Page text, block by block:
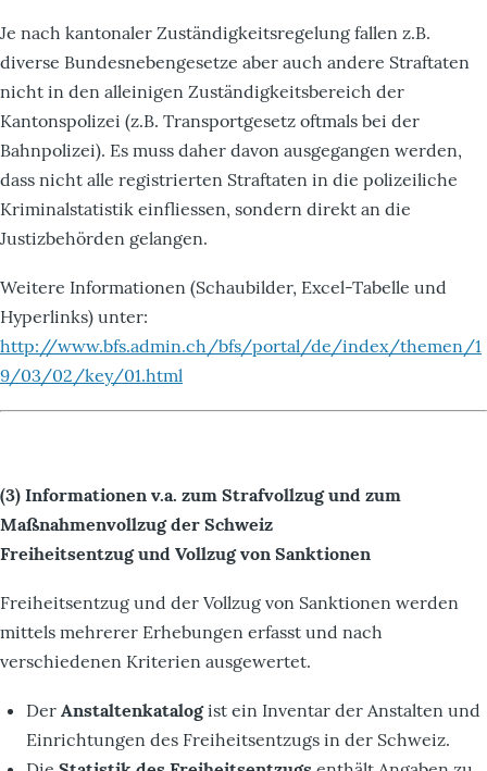
Je nach kantonaler Zuständigkeitsregelung fallen z.B.
diverse Bundesnebengesetze aber auch andere Straftaten
nicht in den alleinigen Zuständigkeitsbereich der
Kantonspolizei (z.B. Transportgesetz oftmals bei der
Bahnpolizei). Es muss daher davon ausgegangen werden,
dass nicht alle registrierten Straftaten in die polizeiliche
Kriminalstatistik einfliessen, sondern direkt an die
Justizbehörden gelangen.
Weitere Informationen (Schaubilder, Excel-Tabelle und
Hyperlinks) unter:
http://www.bfs.admin.ch/bfs/portal/de/index/themen/1
9/03/02/key/01.html
(3) Informationen v.a. zum Strafvollzug und zum
Maßnahmenvollzug der Schweiz
Freiheitsentzug und Vollzug von Sanktionen
Freiheitsentzug und der Vollzug von Sanktionen werden
mittels mehrerer Erhebungen erfasst und nach
verschiedenen Kriterien ausgewertet.
Der Anstaltenkatalogist ein Inventar der Anstalten und
Einrichtungen des Freiheitsentzugs in der Schweiz.